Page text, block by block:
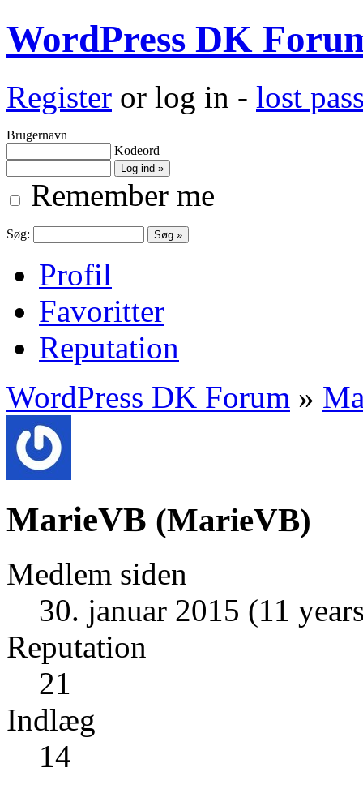
WordPress DK
Register or log in - lost
Brugernavn
Kodeord
Remember me
Søg:
Profil
Favoritter
Reputation
WordPress DK Forum »
MarieVB (MarieVB)
Medlem siden
30. januar 2015 (11
Reputation
21
Indlæg
14